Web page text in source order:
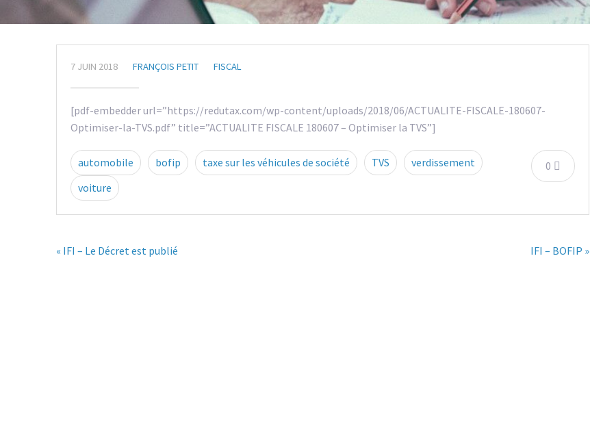
7 JUIN 2018 FRANÇOIS PETIT FISCAL
[pdf-embedder url=”https://redutax.com/wp-content/uploads/2018/06/ACTUALITE-FISCALE-180607-
Optimiser-la-TVS.pdf” title=”ACTUALITE FISCALE 180607 – Optimiser la TVS”]
0
automobile bofip taxe sur les véhicules de société TVS
verdissement
voiture
« IFI – Le Décret est publié IFI – BOFIP »